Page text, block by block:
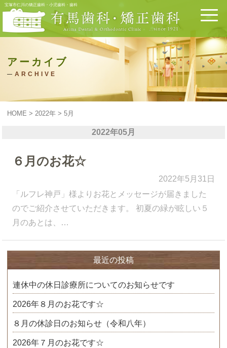
宝塚市仁川の矯正歯科・小児歯科・歯科
アーカイブ
ARCHIVE
HOME >2022年 >5月
2022年05月
６月のお花☆
2022年5月31日
「ルフレ神戸」様よりお花とメッセージが届きました
のでご紹介させていただきます。 初夏の緑が眩しい５
月のあとは、…
最近の投稿
連休中の休日診療所についてのお知らせです
2026年８月のお花です☆
８月の休診日のお知らせ（令和八年）
2026年７月のお花です☆